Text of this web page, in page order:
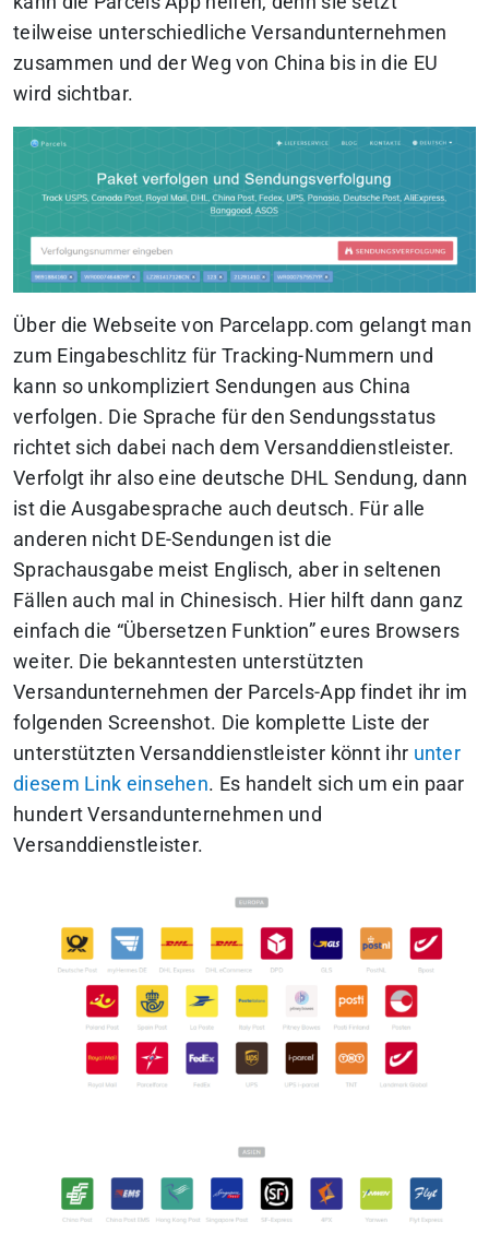
teilweise unterschiedliche Versandunternehmen
zusammen und der Weg von China bis in die EU
wird sichtbar.
Über die Webseite von Parcelapp.com gelangt man
zum Eingabeschlitz für Tracking-Nummern und
kann so unkompliziert Sendungen aus China
verfolgen. Die Sprache für den Sendungsstatus
richtet sich dabei nach dem Versanddienstleister.
Verfolgt ihr also eine deutsche DHL Sendung, dann
ist die Ausgabesprache auch deutsch. Für alle
anderen nicht DE-Sendungen ist die
Sprachausgabe meist Englisch, aber in seltenen
Fällen auch mal in Chinesisch. Hier hilft dann ganz
einfach die “Übersetzen Funktion” eures Browsers
weiter. Die bekanntesten unterstützten
Versandunternehmen der Parcels-App findet ihr im
folgenden Screenshot. Die komplette Liste der
unterstützten Versanddienstleister könnt ihr unter
diesem Link einsehen. Es handelt sich um ein paar
hundert Versandunternehmen und
Versanddienstleister.